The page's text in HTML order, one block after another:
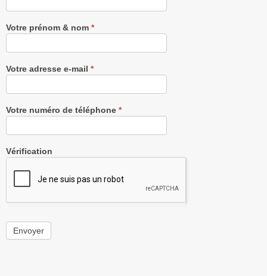
gratuitement
Votre prénom & nom *
Votre adresse e-mail *
Votre numéro de téléphone *
Vérification
Envoyer